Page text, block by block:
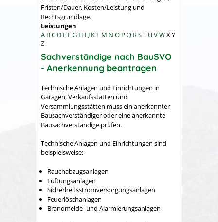
Fristen/Dauer, Kosten/Leistung und
Rechtsgrundlage.
Leistungen
A BC D E FG H I J K L M N O P Q RST UVWX Y
Z
Sachverständige nach BauSVO
- Anerkennung beantragen
Technische Anlagen und Einrichtungen in
Garagen, Verkaufsstätten und
Versammlungsstätten muss ein anerkannter
Bausachverständiger oder eine anerkannte
Bausachverständige prüfen.
Technische Anlagen und Einrichtungen sind
beispielsweise:
Rauchabzugsanlagen
Lüftungsanlagen
Sicherheitsstromversorgungsanlagen
Feuerlöschanlagen
Brandmelde- und Alarmierungsanlagen